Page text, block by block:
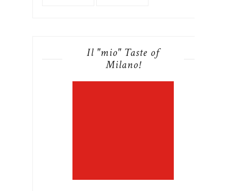
Il "mio" Taste of
Milano!